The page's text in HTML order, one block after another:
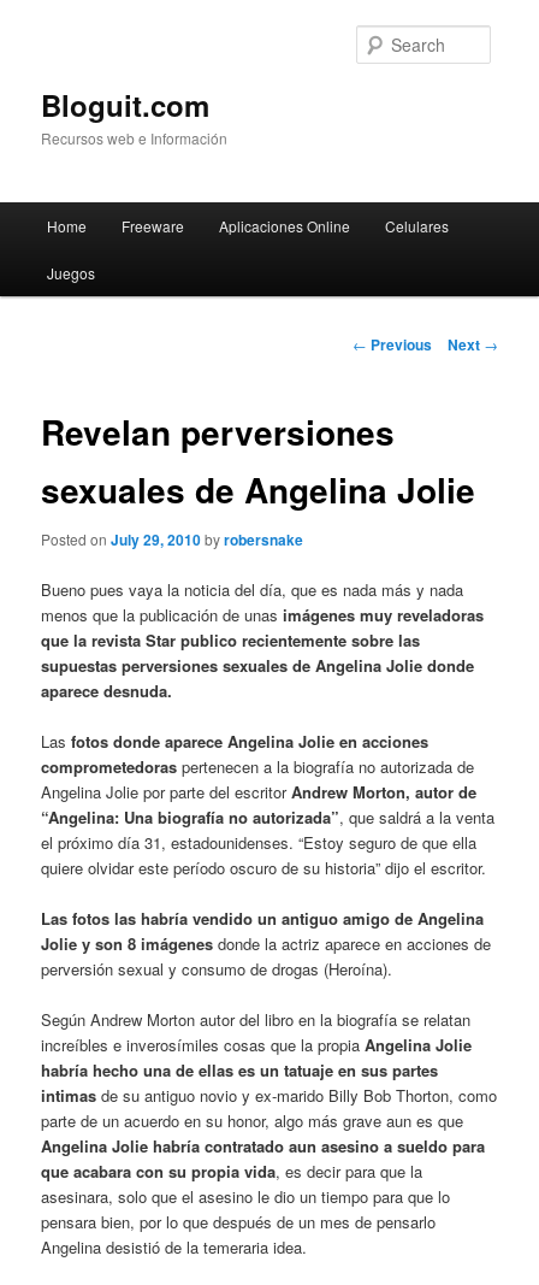
Bloguit.com
Recursos web e Información
Skip
to
Home Freeware Aplicaciones Online Celulares
Juegos
Post
← Previous Next →
Revelan perversiones
sexuales de Angelina Jolie
Posted onJuly 29, 2010byrobersnake
Bueno pues vaya la noticia del día, que es nada más y nada
menos que la publicación de unasimágenes muy reveladoras
que la revista Star publico recientemente sobre las
supuestas perversiones sexuales de Angelina Jolie donde
aparece desnuda.
Lasfotos donde aparece Angelina Jolie en acciones
comprometedoras pertenecen a la biografía no autorizada de
Angelina Jolie por parte del escritorAndrew Morton, autor de
“Angelina: Una biografía no autorizada”, que saldrá a la venta
el próximo día 31, estadounidenses. “Estoy seguro de que ella
quiere olvidar este período oscuro de su historia” dijo el escritor.
Las fotos las habría vendido un antiguo amigo de Angelina
Jolie y son 8 imágenes donde la actriz aparece en acciones de
perversión sexual y consumo de drogas (Heroína).
Según Andrew Morton autor del libro en la biografía se relatan
increíbles e inverosímiles cosas que la propiaAngelina Jolie
habría hecho una de ellas es un tatuaje en sus partes
intimas de su antiguo novio y ex-marido Billy Bob Thorton, como
parte de un acuerdo en su honor, algo más grave aun es que
Angelina Jolie habría contratado aun asesino a sueldo para
que acabara con su propia vida, es decir para que la
asesinara, solo que el asesino le dio un tiempo para que lo
pensara bien, por lo que después de un mes de pensarlo
Angelina desistió de la temeraria idea.